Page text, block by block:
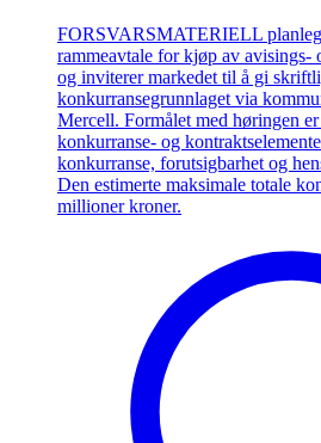
FORSVARSMATERIELL
rammeavtale for kjøp av
og inviterer markedet til å gi
konkurransegrunnlaget via
Mercell. Formålet med høringen
konkurranse- og
konkurranse, forutsigbarhet og
Den estimerte maksimale totale
millioner kroner.